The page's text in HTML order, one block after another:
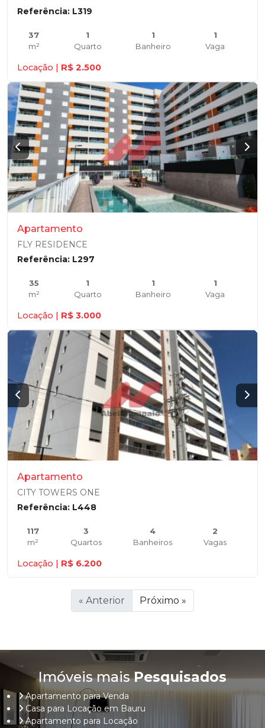
Referência: L319
37
m²
1
Quarto
1
Banheiro
1
Vaga
Locação | R$ 2.500
Apartamento
FLY RESIDENCE
Referência: L297
35
m²
1
Quarto
1
Banheiro
1
Vaga
Locação | R$ 3.000
Apartamento
CITY TOWERS ONE
Referência: L448
117
m²
3
Quartos
4
Banheiros
2
Vagas
Locação | R$ 6.200
« Anterior Próximo »
Imóveis maisPesquisados
Apartamento para Venda
Casa para Locação em Bauru
Apartamento para Locação